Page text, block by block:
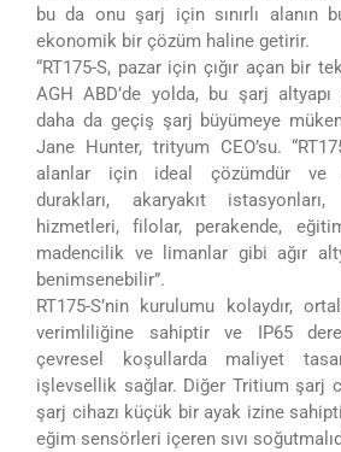
bu da onu şarj için sınırlı alanın
ekonomik bir çözüm haline getirir.
“RT175-S, pazar için çığır açan bir
AGH ABD’de yolda, bu şarj
daha da geçiş şarj büyümeye
Jane Hunter, trityum CEO’su.
alanlar için ideal çözümdür ve
durakları, akaryakıt
hizmetleri, filolar, perakende,
madencilik ve limanlar gibi ağır
benimsenebilir”.
RT175-S’nin kurulumu kolaydır,
verimliliğine sahiptir ve IP65
çevresel koşullarda maliyet
işlevsellik sağlar. Diğer Tritium şarj
şarj cihazı küçük bir ayak izine
eğim sensörleri içeren sıvı